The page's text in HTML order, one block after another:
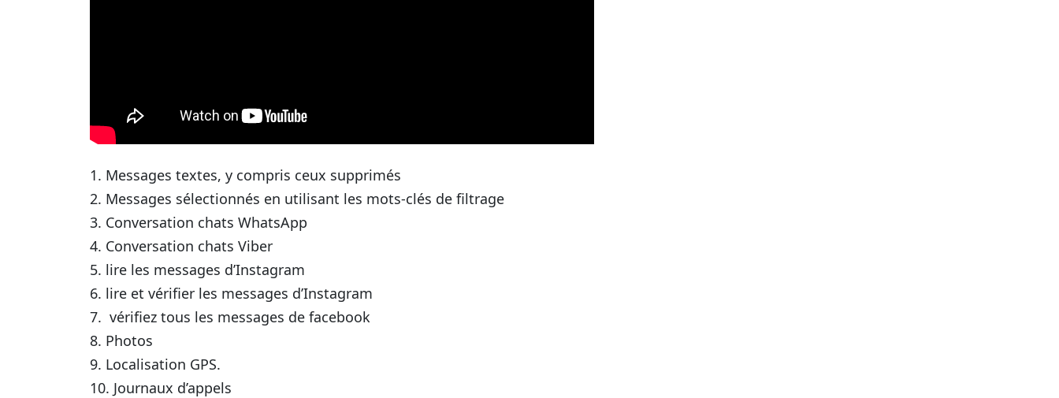
1. Messages textes, y compris ceux supprimés
2. Messages sélectionnés en utilisant les mots-clés de filtrage
3. Conversation chats WhatsApp
4. Conversation chats Viber
5. lire les messages d’Instagram
6. lire et vérifier les messages d’Instagram
7. vérifiez tous les messages de facebook
8. Photos
9. Localisation GPS.
10. Journaux d’appels